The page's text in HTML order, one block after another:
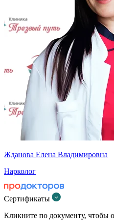
Жданова Елена Владимировна
Нарколог
Сертификаты
Кликните по документу, чтобы